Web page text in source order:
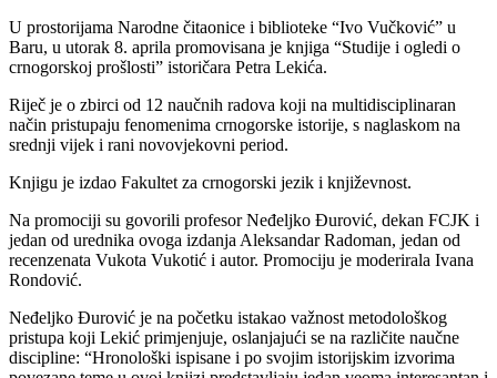
U prostorijama Narodne čitaonice i biblioteke “Ivo Vučković” u
Baru, u utorak 8. aprila promovisana je knjiga “Studije i ogledi o
crnogorskoj prošlosti” istoričara Petra Lekića.
Riječ je o zbirci od 12 naučnih radova koji na multidisciplinaran
način pristupaju fenomenima crnogorske istorije, s naglaskom na
srednji vijek i rani novovjekovni period.
Knjigu je izdao Fakultet za crnogorski jezik i književnost.
Na promociji su govorili profesor Neđeljko Đurović, dekan FCJK i
jedan od urednika ovoga izdanja Aleksandar Radoman, jedan od
recenzenata Vukota Vukotić i autor. Promociju je moderirala Ivana
Rondović.
Neđeljko Đurović je na početku istakao važnost metodološkog
pristupa koji Lekić primjenjuje, oslanjajući se na različite naučne
discipline: “Hronološki ispisane i po svojim istorijskim izvorima